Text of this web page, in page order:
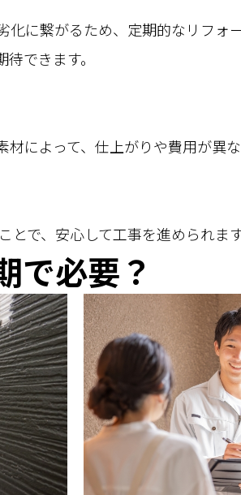
化に繋がるため、定期的なリフォ
できます。
によって、仕上がりや費用が異な
で、安心して工事を進められます
で必要？